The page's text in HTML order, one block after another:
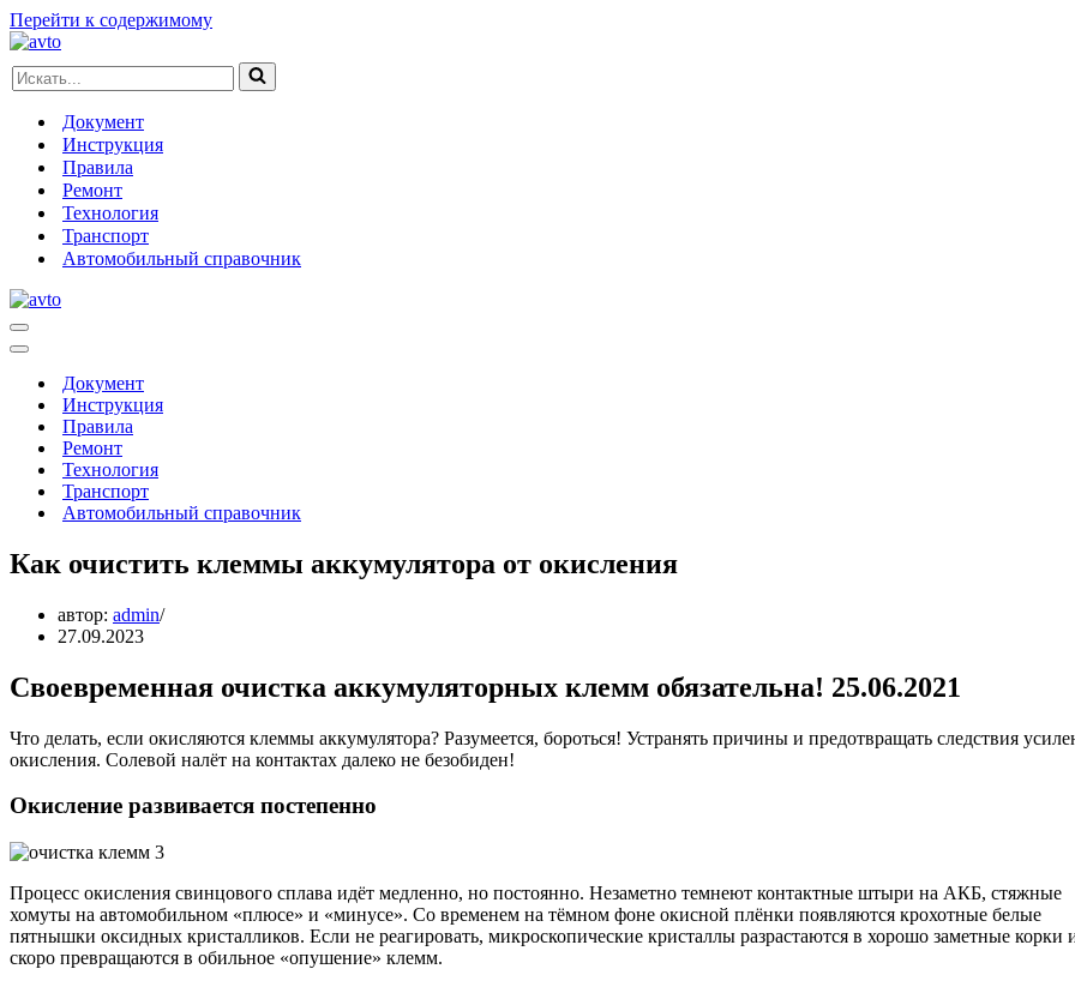
Перейти к содержимому
Искать...
Документ
Инструкция
Правила
Ремонт
Технология
Транспорт
Автомобильный справочник
Меню
навигации
Меню
навигацииДокумент
Инструкция
Правила
Ремонт
Технология
Транспорт
Автомобильный справочник
Как очистить клеммы аккумулятора от окисления
автор: admin
27.09.2023
Своевременная очистка аккумуляторных клемм обязательна! 25.06.2021
Что делать, если окисляются клеммы аккумулятора? Разумеется, бороться! Устранять причины и предотвращать следствия
окисления. Солевой налёт на контактах далеко не безобиден!
Окисление развивается постепенно
Процесс окисления свинцового сплава идёт медленно, но постоянно. Незаметно темнеют контактные штыри на АКБ, стяжные
хомуты на автомобильном «плюсе» и «минусе». Со временем на тёмном фоне окисной плёнки появляются крохотные белые
пятнышки оксидных кристалликов. Если не реагировать, микроскопические кристаллы разрастаются в хорошо заметные корки
скоро превращаются в обильное «опушение» клемм.